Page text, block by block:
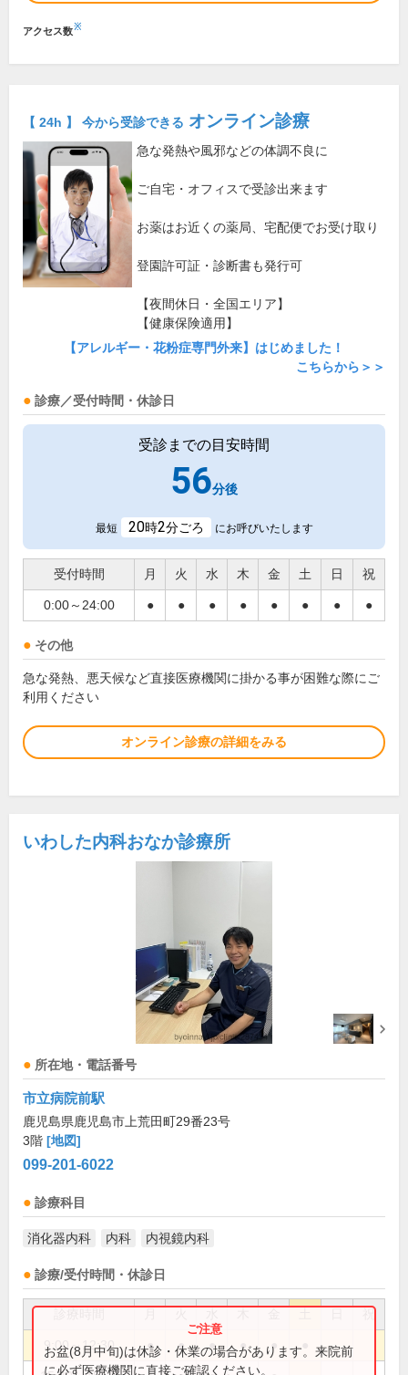
アクセス数※
【 24h 】 今から受診できる オンライン診療
急な発熱や風邪などの体調不良に
ご自宅・オフィスで受診出来ます
お薬はお近くの薬局、宅配便でお受け取り
登園許可証・診断書も発行可
【夜間休日・全国エリア】
【健康保険適用】
【アレルギー・花粉症専門外来】はじめました！
こちらから＞＞
診療／受付時間・休診日
受診までの目安時間
56分後
最短 20時2分ごろ にお呼びいたします
受付時間 月 火 水 木 金 土 日 祝
0:00～24:00 ● ● ● ● ● ● ● ●
その他
急な発熱、悪天候など直接医療機関に掛かる事が困難な際にご
利用ください
オンライン診療の詳細をみる
いわした内科おなか診療所
所在地・電話番号
市立病院前駅
鹿児島県鹿児島市上荒田町29番23号
3階 [地図]
099-201-6022
診療科目
消化器内科 内科 内視鏡内科
診療/受付時間・休診日
祝
9:00～12:30 ● ● ● ● ●
お盆(8月中旬)は休診・休業の場合があります。来院前
に必ず医療機関に直接ご確認ください。